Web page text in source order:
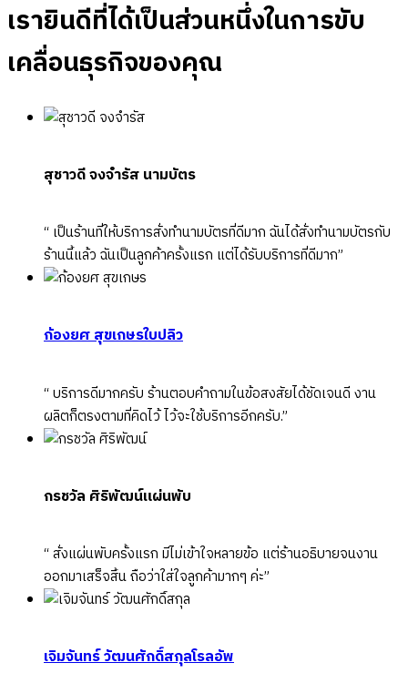
เรายินดีที่ได้เป็นส่วนหนึ่งในการขับ
เคลื่อนธุรกิจของคุณ
สุชาวดี จงจำรัสนามบัตร
“ เป็นร้านที่ให้บริการสั่งทำนามบัตรที่ดีมาก ฉันได้สั่งทำนามบัตรกับ
ร้านนี้แล้ว ฉันเป็นลูกค้าครั้งแรก แต่ได้รับบริการที่ดีมาก”
ก้องยศ สุขเกษรใบปลิว
“ บริการดีมากครับ ร้านตอบคำถามในข้อสงสัยได้ชัดเจนดี งาน
ผลิตก็ตรงตามที่คิดไว้ ไว้จะใช้บริการอีกครับ.”
กรชวัล ศิริพัฒน์แผ่นพับ
“ สั่งแผ่นพับครั้งแรก มีไม่เข้าใจหลายข้อ แต่ร้านอธิบายจนงาน
ออกมาเสร็จสิ้น ถือว่าใส่ใจลูกค้ามากๆ ค่ะ”
เจิมจันทร์ วัฒนศักดิ์สกุลโรลอัพ